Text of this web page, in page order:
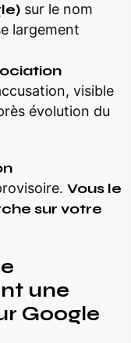
sur le nom
largement
visible
évolution du
Vous le
sur votre
une
Google